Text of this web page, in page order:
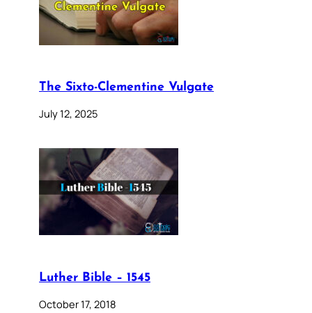
The Sixto-Clementine Vulgate
July 12, 2025
Luther Bible – 1545
October 17, 2018